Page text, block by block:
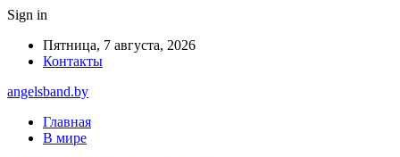
Sign in
Пятница, 7 августа, 2026
Контакты
angelsband.by
Главная
В мире